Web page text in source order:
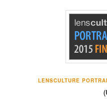
LENSCULTURE